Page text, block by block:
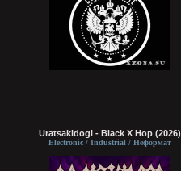
Uratsakidogi - Black X Hop (2026)
Electronic / Industrial / Неформат